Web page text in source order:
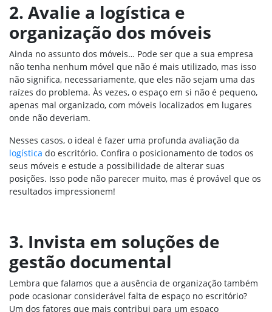
2. Avalie a logística e
organização dos móveis
Ainda no assunto dos móveis… Pode ser que a sua empresa
não tenha nenhum móvel que não é mais utilizado, mas isso
não significa, necessariamente, que eles não sejam uma das
raízes do problema. Às vezes, o espaço em si não é pequeno,
apenas mal organizado, com móveis localizados em lugares
onde não deveriam.
Nesses casos, o ideal é fazer uma profunda avaliação da
logística do escritório. Confira o posicionamento de todos os
seus móveis e estude a possibilidade de alterar suas
posições. Isso pode não parecer muito, mas é provável que os
resultados impressionem!
3. Invista em soluções de
gestão documental
Lembra que falamos que a ausência de organização também
pode ocasionar considerável falta de espaço no escritório?
Um dos fatores que mais contribui para um espaço